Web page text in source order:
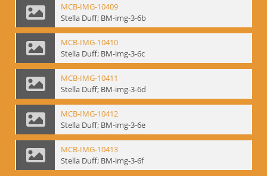
MCB-IMG-10409
Stella Duff; BM-img-3-6b
MCB-IMG-10410
Stella Duff; BM-img-3-6c
MCB-IMG-10411
Stella Duff; BM-img-3-6d
MCB-IMG-10412
Stella Duff; BM-img-3-6e
MCB-IMG-10413
Stella Duff; BM-img-3-6f